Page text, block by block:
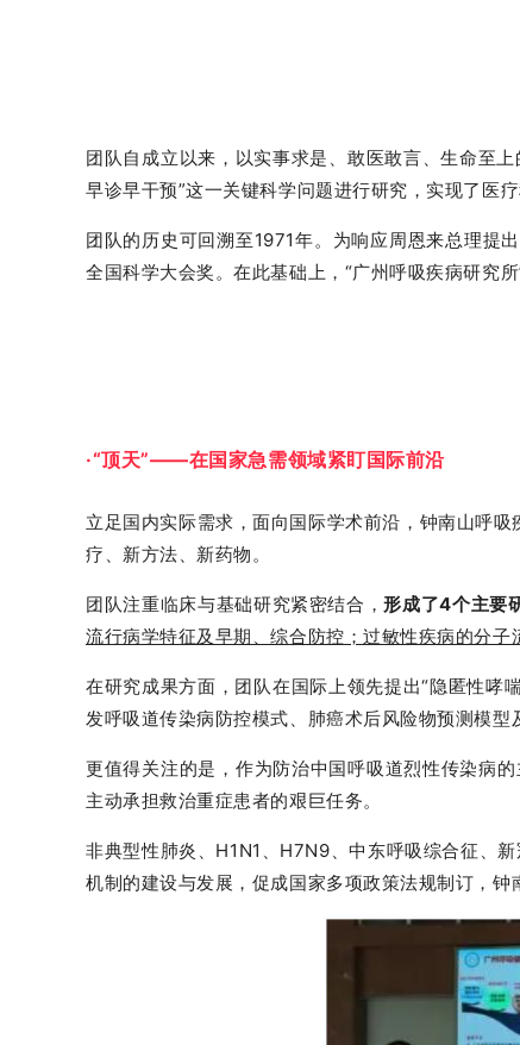
团队自成立以来，以实事求是、敢医敢言、生命至
早诊早干预”这一关键科学问题进行研究，实现了医疗
团队的历史可回溯至1971年。为响应周恩来总理提
全国科学大会奖。在此基础上，“广州呼吸疾病研究
·“顶天”——在国家急需领域紧盯国际前沿
立足国内实际需求，面向国际学术前沿，钟南山呼
疗、新方法、新药物。
团队注重临床与基础研究紧密结合，形成了4个主要
流行病学特征及早期、综合防控；过敏性疾病的分子
在研究成果方面，团队在国际上领先提出“隐匿性哮
发呼吸道传染病防控模式、肺癌术后风险物预测模型
更值得关注的是，作为防治中国呼吸道烈性传染病
主动承担救治重症患者的艰巨任务。
非典型性肺炎、H1N1、H7N9、中东呼吸综合征、
机制的建设与发展，促成国家多项政策法规制订，